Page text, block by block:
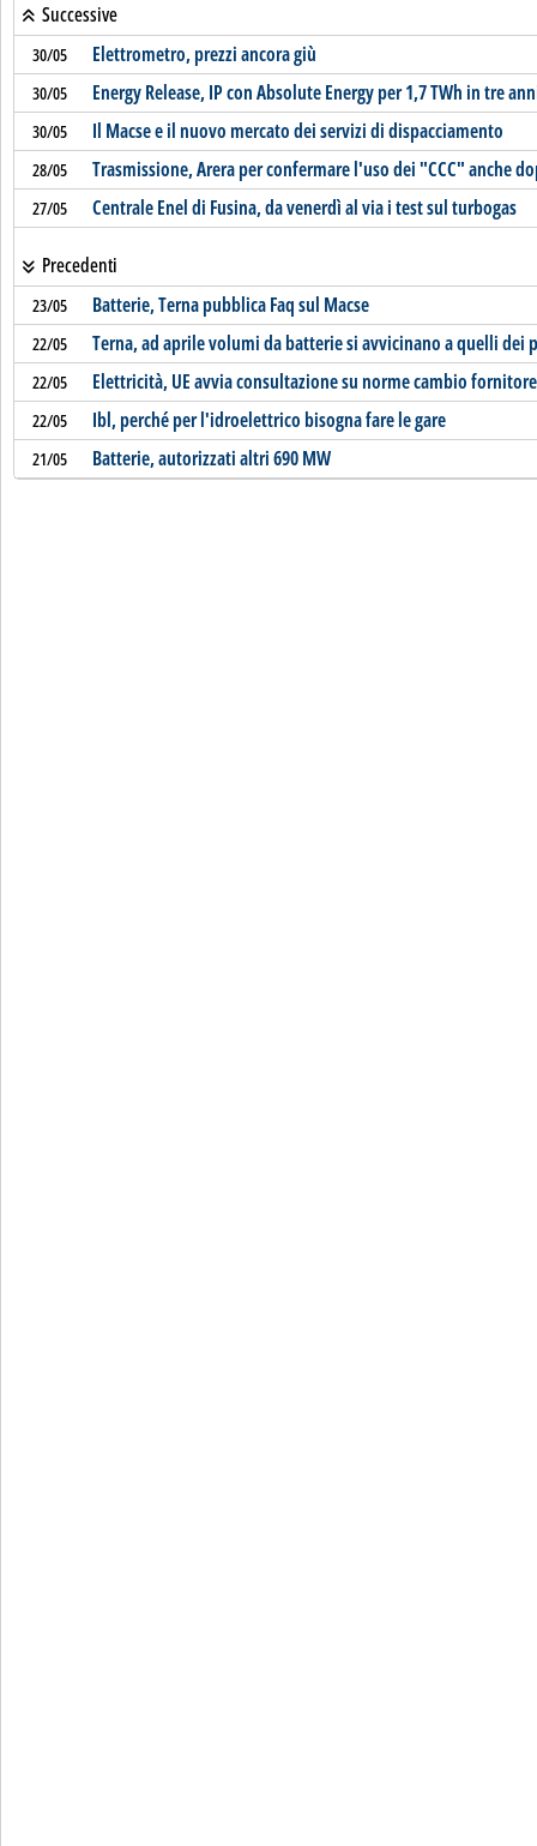
Successive
30/05 Elettrometro, prezzi ancora giù
30/05 Energy Release, IP con Absolute Energy per 1,7 TWh in tre
30/05 Il Macse e il nuovo mercato dei servizi di dispacciamento
28/05 Trasmissione, Arera per confermare l'uso dei "CCC" anche
27/05 Centrale Enel di Fusina, da venerdì al via i test sul turbogas
Precedenti
23/05 Batterie, Terna pubblica Faq sul Macse
22/05 Terna, ad aprile volumi da batterie si avvicinano a quelli dei
22/05 Elettricità, UE avvia consultazione su norme cambio fornitore
22/05 Ibl, perché per l'idroelettrico bisogna fare le gare
21/05 Batterie, autorizzati altri 690 MW